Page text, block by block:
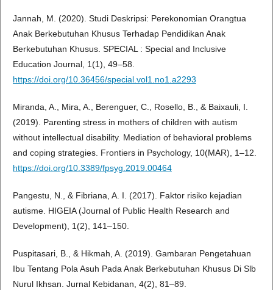
Jannah, M. (2020). Studi Deskripsi: Perekonomian Orangtua
Anak Berkebutuhan Khusus Terhadap Pendidikan Anak
Berkebutuhan Khusus. SPECIAL : Special and Inclusive
Education Journal, 1(1), 49–58.
https://doi.org/10.36456/special.vol1.no1.a2293
Miranda, A., Mira, A., Berenguer, C., Rosello, B., & Baixauli, I.
(2019). Parenting stress in mothers of children with autism
without intellectual disability. Mediation of behavioral problems
and coping strategies. Frontiers in Psychology, 10(MAR), 1–12.
https://doi.org/10.3389/fpsyg.2019.00464
Pangestu, N., & Fibriana, A. I. (2017). Faktor risiko kejadian
autisme. HIGEIA (Journal of Public Health Research and
Development), 1(2), 141–150.
Puspitasari, B., & Hikmah, A. (2019). Gambaran Pengetahuan
Ibu Tentang Pola Asuh Pada Anak Berkebutuhan Khusus Di Slb
Nurul Ikhsan. Jurnal Kebidanan, 4(2), 81–89.